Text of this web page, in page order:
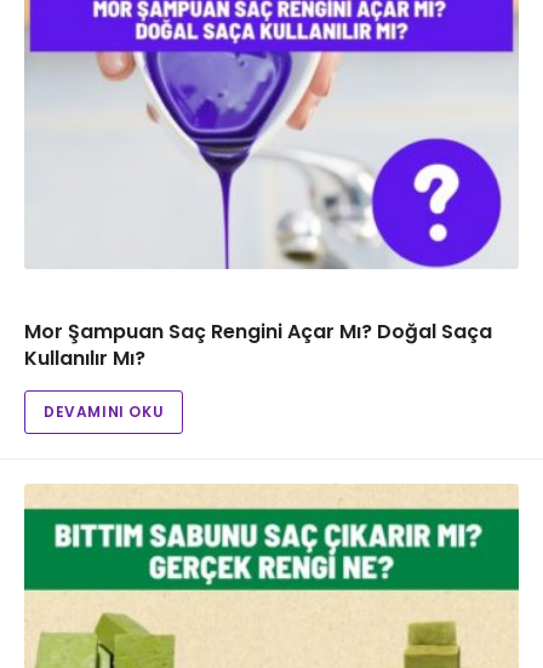
Mor Şampuan Saç Rengini Açar Mı? Doğal Saça
Kullanılır Mı?
DEVAMINI OKU